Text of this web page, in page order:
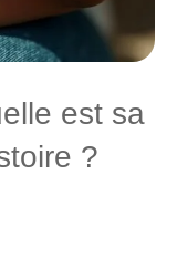
est sa
?